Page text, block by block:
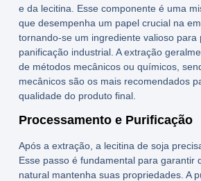
e da lecitina. Esse componente é uma
que desempenha um papel crucial na
tornando-se um ingrediente valioso para
panificação industrial. A extração
de métodos mecânicos ou químicos,
mecânicos são os mais recomendados
qualidade do produto final.
Processamento e Purificação
Após a extração, a lecitina de soja
Esse passo é fundamental para garantir
natural mantenha suas propriedades. A